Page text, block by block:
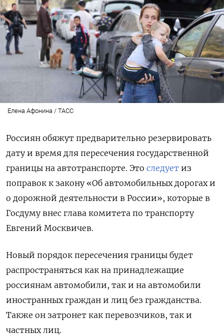
Елена Афонина / ТАСС
Россиян обяжут предварительно резервировать
дату и время для пересечения государственной
границы на автотранспорте. Это следует из
поправок к закону «Об автомобильных дорогах и
о дорожной деятельности в России», которые в
Госдуму внес глава комитета по транспорту
Евгений Москвичев.
Новый порядок пересечения границы будет
распространяться как на принадлежащие
россиянам автомобили, так и на автомобили
иностранных граждан и лиц без гражданства.
Также он затронет как перевозчиков, так и
частных лиц.